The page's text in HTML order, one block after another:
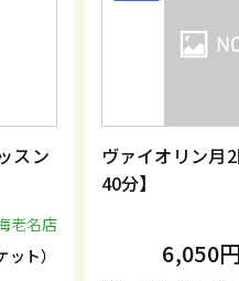
スン
老名店
ト）
ヴァイオリン月
40分】
6,050円